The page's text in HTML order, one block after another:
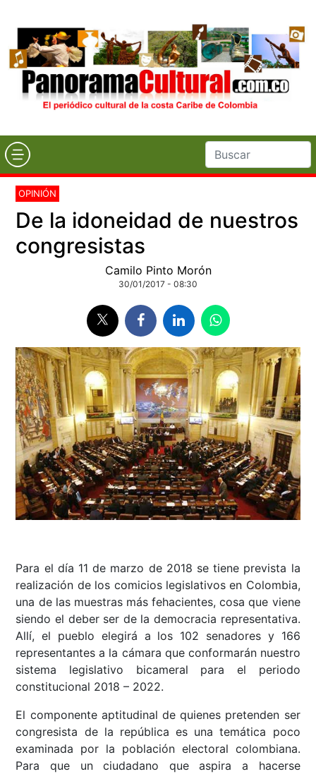
OPINIÓN
De la idoneidad de nuestros
congresistas
Camilo Pinto Morón
30/01/2017 - 08:30
Para el día 11 de marzo de 2018 se tiene prevista la
realización de los comicios legislativos en Colombia,
una de las muestras más fehacientes, cosa que viene
siendo el deber ser de la democracia representativa.
Allí, el pueblo elegirá a los 102 senadores y 166
representantes a la cámara que conformarán nuestro
sistema legislativo bicameral para el periodo
constitucional 2018 – 2022.
El componente aptitudinal de quienes pretenden ser
congresista de la república es una temática poco
examinada por la población electoral colombiana.
Para que un ciudadano que aspira a hacerse